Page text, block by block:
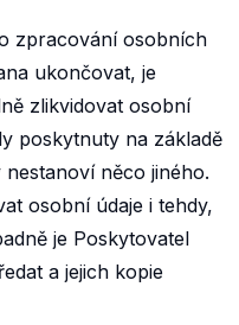
zpracování osobních
ukončovat, je
zlikvidovat osobní
poskytnuty na základě
něco jiného.
osobní údaje i tehdy,
je Poskytovatel
a jejich kopie